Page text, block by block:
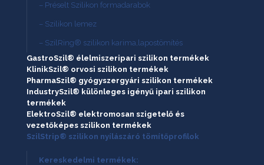
– Préselt Szilikon formadarabok
– Szilikon lemez
– SzilRing® szilikon karima,lapostömítés
GastroSzil® élelmiszeripari szilikon termékek
KlinikSzil® orvosi szilikon termékek
PharmaSzil® gyógyszergyári szilikon termékek
IndustrySzil® különleges igényű ipari szilikon
termékek
ElektroSzil® elektromosan szigetelő és
vezetőképes szilikon termékek
SzilStrip® szilikon nyílászáró tömítőprofilok
Kereskedelmi termékek: